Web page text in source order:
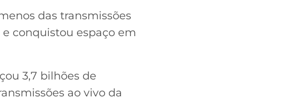
das transmissões
conquistou espaço em
3,7 bilhões de
ao vivo da